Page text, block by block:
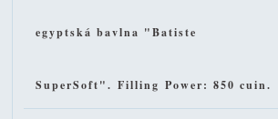
egyptská bavlna "Batiste
SuperSoft". Filling Power: 850 cuin.